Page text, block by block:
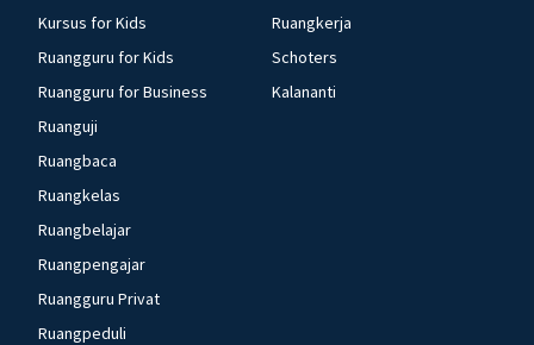
Kursus for Kids
Ruangguru for Kids
Ruangguru for Business
Ruanguji
Ruangbaca
Ruangkelas
Ruangbelajar
Ruangpengajar
Ruangguru Privat
Ruangpeduli
Ruangkerja
Schoters
Kalananti